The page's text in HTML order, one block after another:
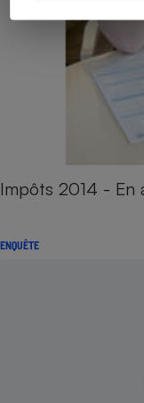
Impôts 2014 - En
ENQUÊTE